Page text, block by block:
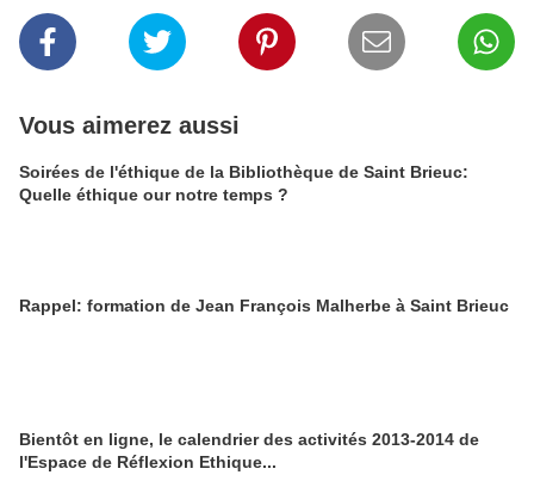
Vous aimerez aussi
Soirées de l'éthique de la Bibliothèque de Saint Brieuc:
Quelle éthique our notre temps ?
Rappel: formation de Jean François Malherbe à Saint Brieuc
Bientôt en ligne, le calendrier des activités 2013-2014 de
l'Espace de Réflexion Ethique...